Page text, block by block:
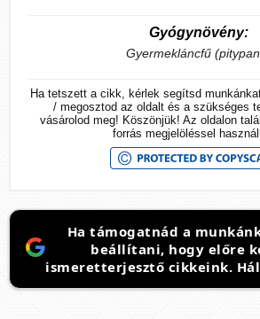
Gyógynövény:
Gyermekláncfű
Ha tetszett a cikk, kérlek segítsd
/ megosztod az oldalt és a szükséges
vásárolod meg! Köszönjük! Az oldalon
forrás megjelöléssel
Ha támogatnád a
beállítani, hogy előre
ismeretterjesztő cikkeink.